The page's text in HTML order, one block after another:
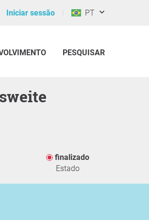
Iniciar sessão PT
PESQUISAR
finalizado
Estado